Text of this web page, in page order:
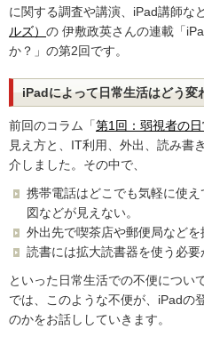
に関する調査や講演、iPad講師な
ルズ） の 伊敷政英さんの連載「
か？」の第2回です。
iPadによって日常生活はどう変
前回のコラム「第1回：弱視者の
見え方と、IT利用、外出、読み書
介しました。その中で、
携帯電話はどこでも気軽に使
図などが見えない。
外出先で喫茶店や郵便局などを
読書には拡大読書器を使う必要
といった日常生活での不便につい
では、このような不便が、iPadの
のかをお話ししていきます。